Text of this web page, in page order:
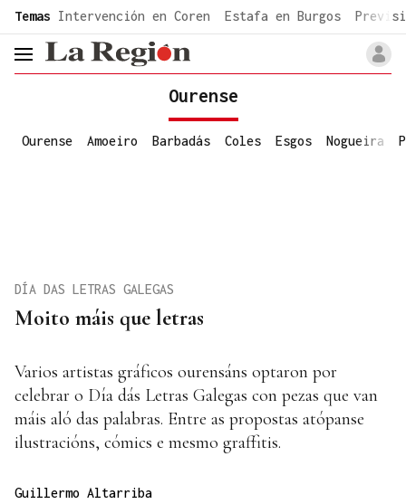
common.go-to-content
Temas Intervención en Coren Estafa en Burgos
header.menu.open
Ourense
Ourense Amoeiro Barbadás Coles Esgos Nogueira
Moito máis que letras
DÍA DAS LETRAS GALEGAS
Varios artistas gráficos ourensáns optaron por
celebrar o Día dás Letras Galegas con pezas que van
máis aló das palabras. Entre as propostas atópanse
ilustracións, cómics e mesmo graffitis.
Guillermo Altarriba